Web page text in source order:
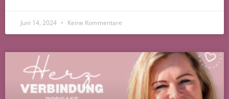
Juni 14, 2024 Keine Kommentare